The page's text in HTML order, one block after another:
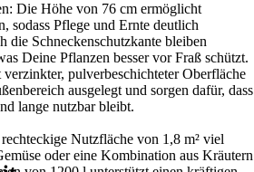
Die Höhe von 76 cm ermöglicht
sodass Pflege und Ernte deutlich
die Schneckenschutzkante bleiben
Deine Pflanzen besser vor Fraß schützt.
pulverbeschichteter Oberfläche
ausgelegt und sorgen dafür, dass
lange nutzbar bleibt.
Nutzfläche von 1,8 m² viel
oder eine Kombination aus Kräutern